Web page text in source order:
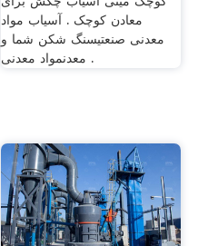
معادن کوچک . آسیاب مواد
معدنی صنعتیسنگ شکن شما و
معدنمواد معدنی .